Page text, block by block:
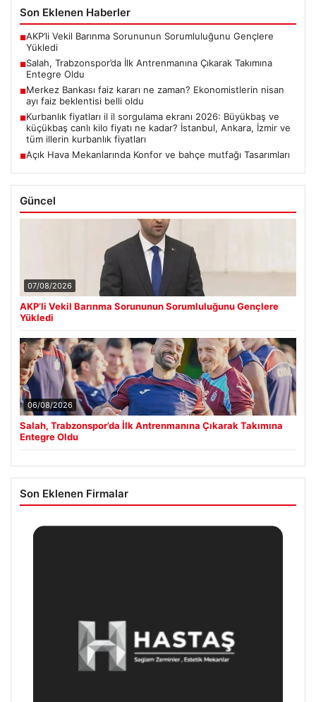
Son Eklenen Haberler
■AKP’li Vekil Barınma Sorununun Sorumluluğunu Gençlere
Yükledi
■Salah, Trabzonspor’da İlk Antrenmanına Çıkarak Takımına
Entegre Oldu
■Merkez Bankası faiz kararı ne zaman? Ekonomistlerin nisan
ayı faiz beklentisi belli oldu
■Kurbanlık fiyatları il il sorgulama ekranı 2026: Büyükbaş ve
küçükbaş canlı kilo fiyatı ne kadar? İstanbul, Ankara, İzmir ve
tüm illerin kurbanlık fiyatları
■Açık Hava Mekanlarında Konfor ve bahçe mutfağı Tasarımları
Güncel
07/08/2026
AKP’li Vekil Barınma Sorununun Sorumluluğunu Gençlere
Yükledi
06/08/2026
Salah, Trabzonspor’da İlk Antrenmanına Çıkarak Takımına
Entegre Oldu
Son Eklenen Firmalar